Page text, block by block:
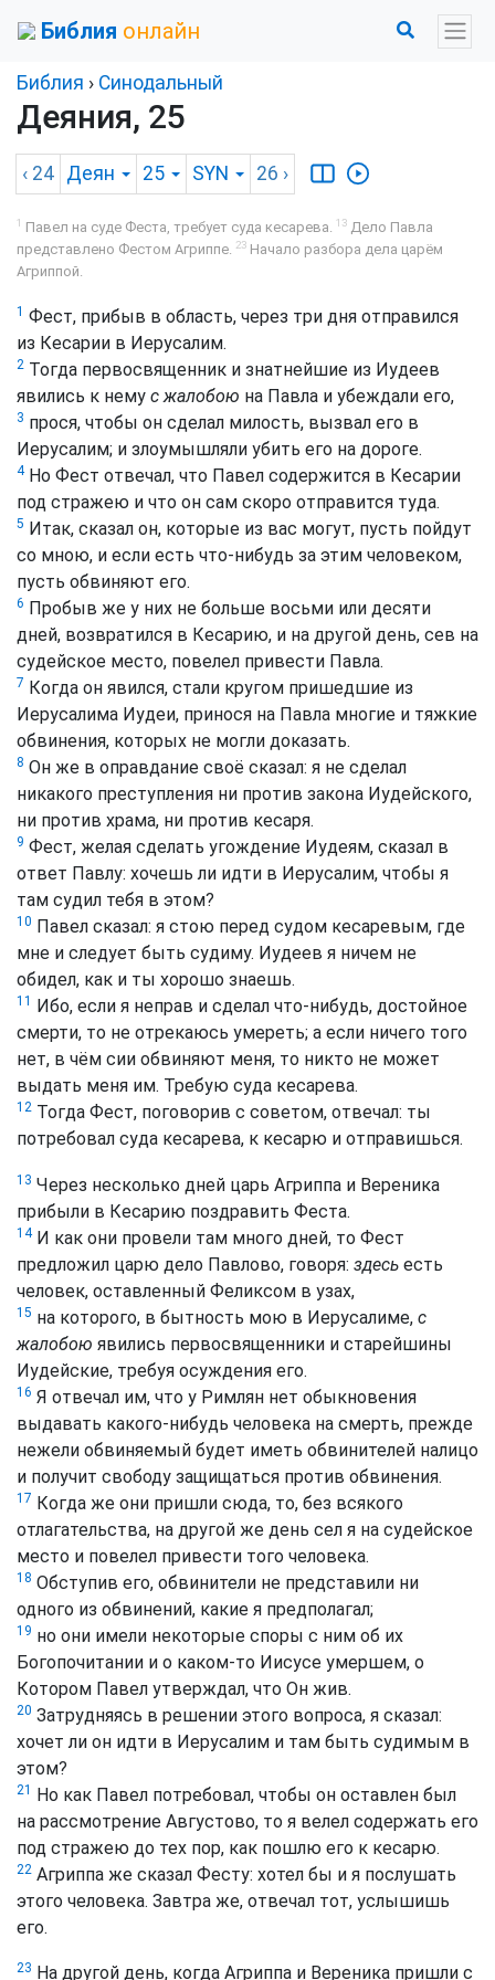
Библия онлайн
Библия › Синодальный
Деяния, 25
‹ 24 Деян 25 SYN 26 ›
1 Павел на суде Феста, требует суда кесарева. 13 Дело Павла
представлено Фестом Агриппе. 23 Начало разбора дела царём
Агриппой.
1 Фест, прибыв в область, через три дня отправился
из Кесарии в Иерусалим.
2 Тогда первосвященник и знатнейшие из Иудеев
явились к нему с жалобою на Павла и убеждали его,
3 прося, чтобы он сделал милость, вызвал его в
Иерусалим; и злоумышляли убить его на дороге.
4Но Фест отвечал, что Павел содержится в Кесарии
под стражею и что он сам скоро отправится туда.
5 Итак, сказал он, которые из вас могут, пусть пойдут
со мною, и если есть что-нибудь за этим человеком,
пусть обвиняют его.
6 Пробыв же у них не больше восьми или десяти
дней, возвратился в Кесарию, и на другой день, сев на
судейское место, повелел привести Павла.
7 Когда он явился, стали кругом пришедшие из
Иерусалима Иудеи, принося на Павла многие и тяжкие
обвинения, которых не могли доказать.
8 Он же в оправдание своё сказал: я не сделал
никакого преступления ни против закона Иудейского,
ни против храма, ни против кесаря.
9 Фест, желая сделать угождение Иудеям, сказал в
ответ Павлу: хочешь ли идти в Иерусалим, чтобы я
там судил тебя в этом?
10 Павел сказал: я стою перед судом кесаревым, где
мне и следует быть судиму. Иудеев я ничем не
обидел, как и ты хорошо знаешь.
11 Ибо, если я неправ и сделал что-нибудь, достойное
смерти, то не отрекаюсь умереть; а если ничего того
нет, в чём сии обвиняют меня, то никто не может
выдать меня им. Требую суда кесарева.
12 Тогда Фест, поговорив с советом, отвечал: ты
потребовал суда кесарева, к кесарю и отправишься.
13 Через несколько дней царь Агриппа и Вереника
прибыли в Кесарию поздравить Феста.
14И как они провели там много дней, то Фест
предложил царю дело Павлово, говоря: здесь есть
человек, оставленный Феликсом в узах,
15 на которого, в бытность мою в Иерусалиме, с
жалобою явились первосвященники и старейшины
Иудейские, требуя осуждения его.
16 Я отвечал им, что у Римлян нет обыкновения
выдавать какого-нибудь человека на смерть, прежде
нежели обвиняемый будет иметь обвинителей налицо
и получит свободу защищаться против обвинения.
17 Когда же они пришли сюда, то, без всякого
отлагательства, на другой же день сел я на судейское
место и повелел привести того человека.
18 Обступив его, обвинители не представили ни
одного из обвинений, какие я предполагал;
19 но они имели некоторые споры с ним об их
Богопочитании и о каком-то Иисусе умершем, о
Котором Павел утверждал, что Он жив.
20 Затрудняясь в решении этого вопроса, я сказал:
хочет ли он идти в Иерусалим и там быть судимым в
этом?
21 Но как Павел потребовал, чтобы он оставлен был
на рассмотрение Августово, то я велел содержать его
под стражею до тех пор, как пошлю его к кесарю.
22 Агриппа же сказал Фесту: хотел бы и я послушать
этого человека. Завтра же, отвечал тот, услышишь
его.
23 На другой день, когда Агриппа и Вереника пришли с